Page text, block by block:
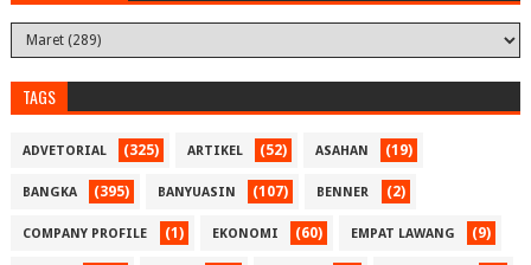
TAGS
ADVETORIAL (325) ARTIKEL (52) ASAHAN (19)
BANGKA (395) BANYUASIN (107) BENNER (2)
COMPANY PROFILE (1) EKONOMI (60) EMPAT LAWANG (9)